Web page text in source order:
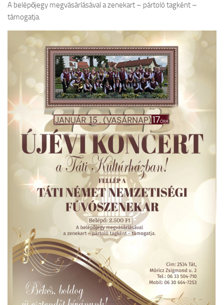
A belépőjegy megvásárlásával a zenekart – pártoló tagként –
támogatja.